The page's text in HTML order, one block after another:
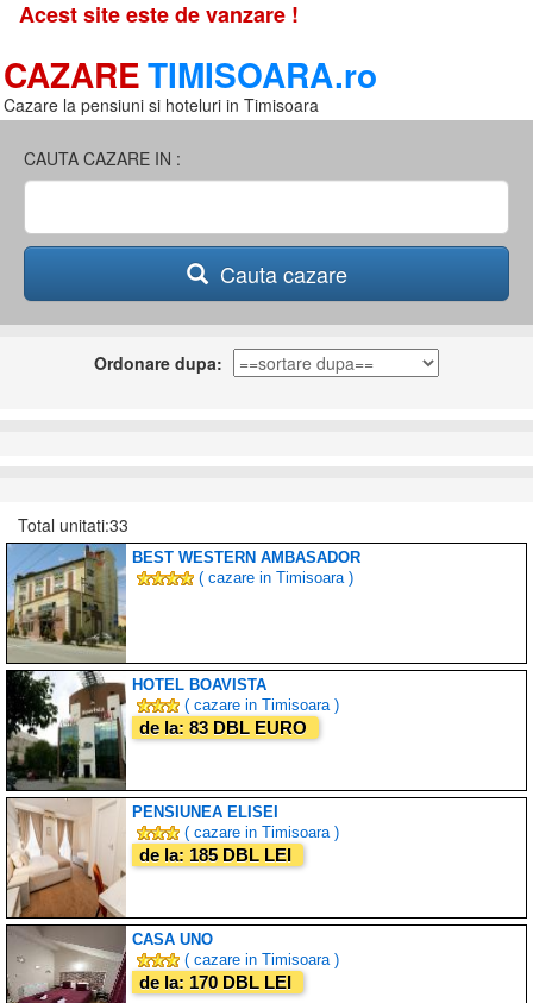
Acest site este de vanzare !
CAZARETIMISOARA.ro
Cazare la pensiuni si hoteluri in Timisoara
CAUTA CAZARE IN :
Cauta cazare
Ordonare dupa:
Total unitati:33
BEST WESTERN AMBASADOR
( cazare in Timisoara )
HOTEL BOAVISTA
( cazare in Timisoara )
de la: 83 DBL EURO
PENSIUNEA ELISEI
( cazare in Timisoara )
de la: 185 DBL LEI
CASA UNO
( cazare in Timisoara )
de la: 170 DBL LEI